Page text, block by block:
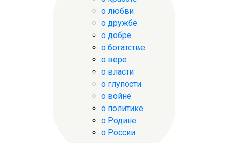
о любви
о дружбе
о добре
о богатстве
о вере
о власти
о глупости
о войне
о политике
о Родине
о России